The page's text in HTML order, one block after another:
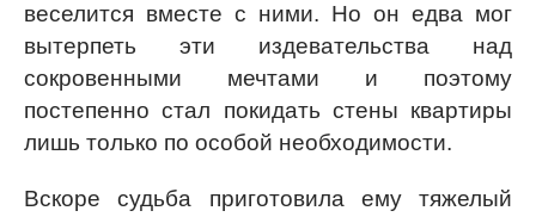
веселится вместе с ними. Но он едва мог
вытерпеть эти издевательства над
сокровенными мечтами и поэтому
постепенно стал покидать стены квартиры
лишь только по особой необходимости.
Вскоре судьба приготовила ему тяжелый